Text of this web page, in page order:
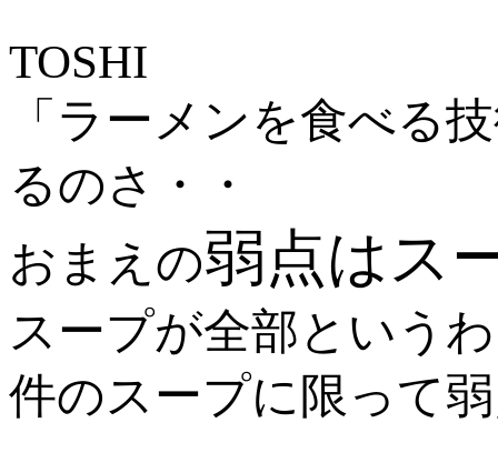
TOSHI
「ラーメンを食べる
るのさ・・
おまえの弱点はス
スープが全部という
件のスープに限って